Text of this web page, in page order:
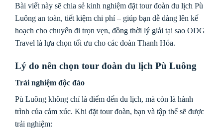
Bài viết này sẽ chia sẻ kinh nghiệm đặt tour đoàn du lịch Pù
Luông an toàn, tiết kiệm chi phí – giúp bạn dễ dàng lên kế
hoạch cho chuyến đi trọn vẹn, đồng thời lý giải tại sao ODG
Travel là lựa chọn tối ưu cho các đoàn Thanh Hóa.
Lý do nên chọn tour đoàn du lịch Pù Luông
Trải nghiệm độc đáo
Pù Luông không chỉ là điểm đến du lịch, mà còn là hành
trình của cảm xúc. Khi đặt tour đoàn, bạn và tập thể sẽ được
trải nghiệm: